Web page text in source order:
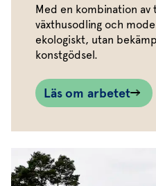
Med en kombination
växthusodling och
ekologiskt, utan
konstgödsel.
Läs om arbetet